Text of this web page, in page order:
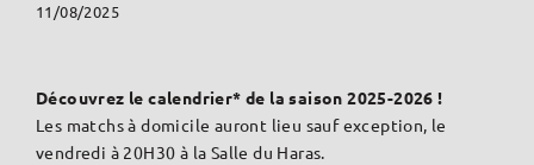
11/08/2025
Découvrez le calendrier* de la saison 2025-2026 !
Les matchs à domicile auront lieu sauf exception, le
vendredi à 20H30 à la Salle du Haras.